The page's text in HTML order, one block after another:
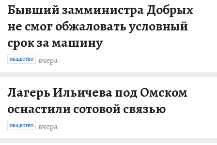
Бывший замминистра Добрых
не смог обжаловать условный
срок за машину
вчера
ОБЩЕСТВО
Лагерь Ильичева под Омском
оснастили сотовой связью
вчера
ОБЩЕСТВО